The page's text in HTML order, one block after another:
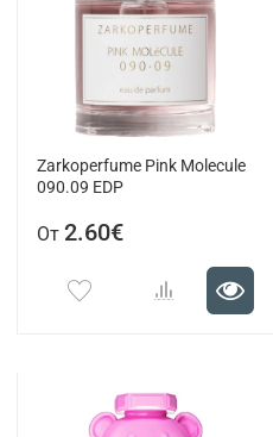
Zarkoperfume Pink Molecule
090.09 EDP
От 2.60€